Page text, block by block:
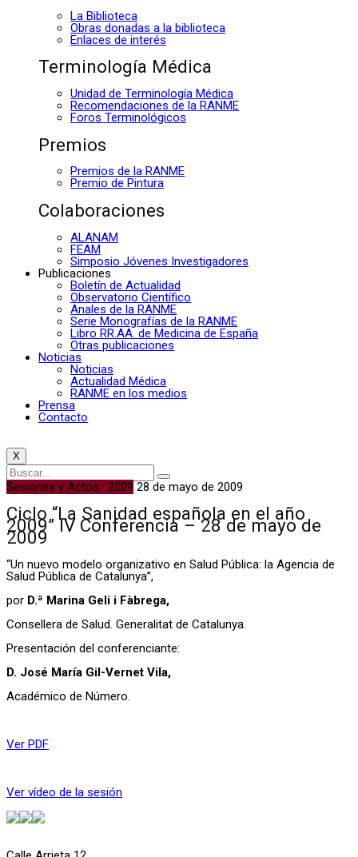
La Biblioteca
Obras donadas a la biblioteca
Enlaces de interés
Terminología Médica
Unidad de Terminología Médica
Recomendaciones de la RANME
Foros Terminológicos
Premios
Premios de la RANME
Premio de Pintura
Colaboraciones
ALANAM
FEAM
Simposio Jóvenes Investigadores
Publicaciones
Boletín de Actualidad
Observatorio Científico
Anales de la RANME
Serie Monografías de la RANME
Libro RR.AA. de Medicina de España
Otras publicaciones
Noticias
Noticias
Actualidad Médica
RANME en los medios
Prensa
Contacto
X
Sesiones y Actos · 2009 28 de mayo de 2009
Ciclo “La Sanidad española en el año
2009” IV Conferencia – 28 de mayo de
2009
“Un nuevo modelo organizativo en Salud Pública: la Agencia de
Salud Pública de Catalunya”,
por D.ª Marina Geli i Fàbrega,
Consellera de Salud. Generalitat de Catalunya.
Presentación del conferenciante:
D. José María Gil-Vernet Vila,
Académico de Número.
Ver PDF
Ver vídeo de la sesión